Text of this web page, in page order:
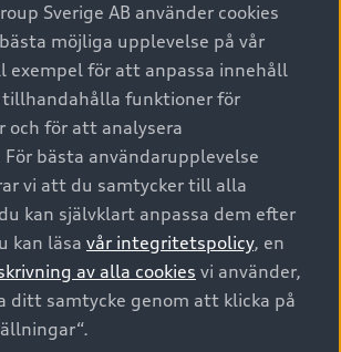
i lager
- så gott som nya
- köp online
för din Audi
livsstilsartiklar
serviceverkstad
All Rights Reserved.
Juridiskt Audi AG
Giveaway
Sverige AB använder cookies
möjliga upplevelse på vår
exempel för att anpassa innehåll
tillhandahålla funktioner för
och för att analysera
bästa användarupplevelse
vi att du samtycker till alla
kan självklart anpassa dem efter
kan läsa vår integritetspolicy, en
av alla cookies vi använder,
ditt samtycke genom att klicka på